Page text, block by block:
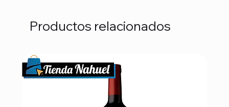
Productos relacionados